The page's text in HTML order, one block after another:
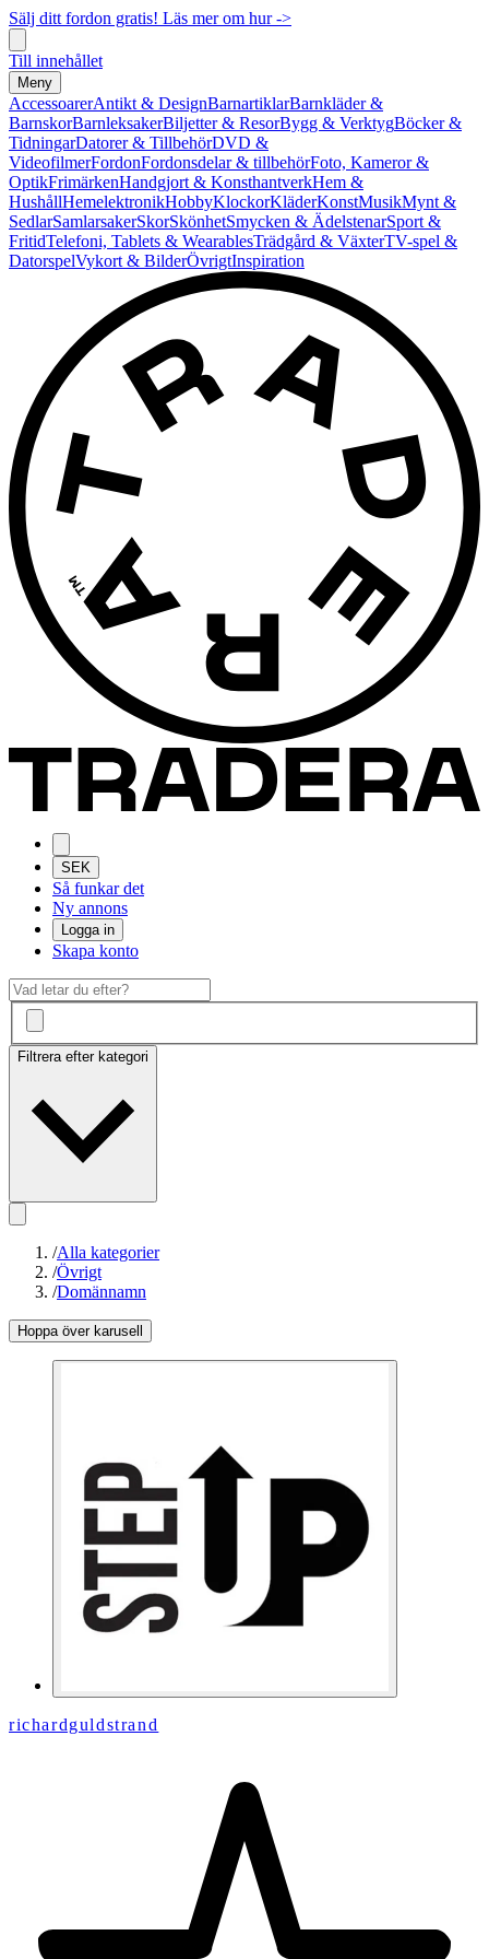
Sälj ditt fordon gratis! Läs mer om hur ->
Till innehållet
Meny
AccessoarerAntikt & DesignBarnartiklarBarnkläder &
BarnskorBarnleksakerBiljetter & ResorBygg & VerktygBöcker &
TidningarDatorer & TillbehörDVD &
VideofilmerFordonFordonsdelar & tillbehörFoto, Kameror &
OptikFrimärkenHandgjort & KonsthantverkHem &
HushållHemelektronikHobbyKlockorKläderKonstMusikMynt &
SedlarSamlarsakerSkorSkönhetSmycken & ÄdelstenarSport &
FritidTelefoni, Tablets & WearablesTrädgård & VäxterTV-spel &
DatorspelVykort & BilderÖvrigtInspiration
SEK
Så funkar det
Ny annons
Logga in
Skapa konto
Filtrera efter kategori
/Alla kategorier
/Övrigt
/Domännamn
Hoppa över karusell
richardguldstrand